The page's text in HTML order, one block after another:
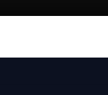
Lorenzo